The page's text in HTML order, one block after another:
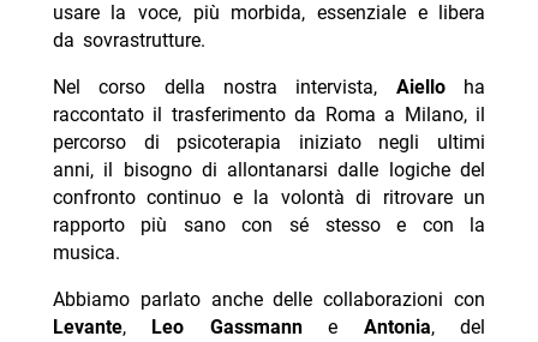
usare la voce, più morbida, essenziale e libera
da sovrastrutture.
Nel corso della nostra intervista, Aielloha
raccontato il trasferimento da Roma a Milano, il
percorso di psicoterapia iniziato negli ultimi
anni, il bisogno di allontanarsi dalle logiche del
confronto continuo e la volontà di ritrovare un
rapporto più sano con sé stesso e con la
musica.
Abbiamo parlato anche delle collaborazioni con
Levante, Leo Gassmanne Antonia, del